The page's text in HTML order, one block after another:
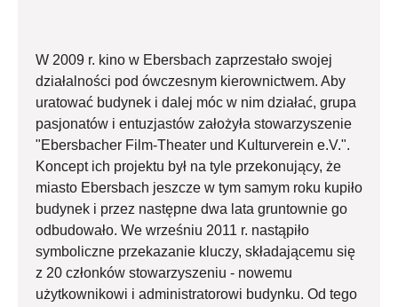
W 2009 r. kino w Ebersbach zaprzestało swojej
działalności pod ówczesnym kierownictwem. Aby
uratować budynek i dalej móc w nim działać, grupa
pasjonatów i entuzjastów założyła stowarzyszenie
"Ebersbacher Film-Theater und Kulturverein e.V.".
Koncept ich projektu był na tyle przekonujący, że
miasto Ebersbach jeszcze w tym samym roku kupiło
budynek i przez następne dwa lata gruntownie go
odbudowało. We wrześniu 2011 r. nastąpiło
symboliczne przekazanie kluczy, składającemu się
z 20 członków stowarzyszeniu - nowemu
użytkownikowi i administratorowi budynku. Od tego